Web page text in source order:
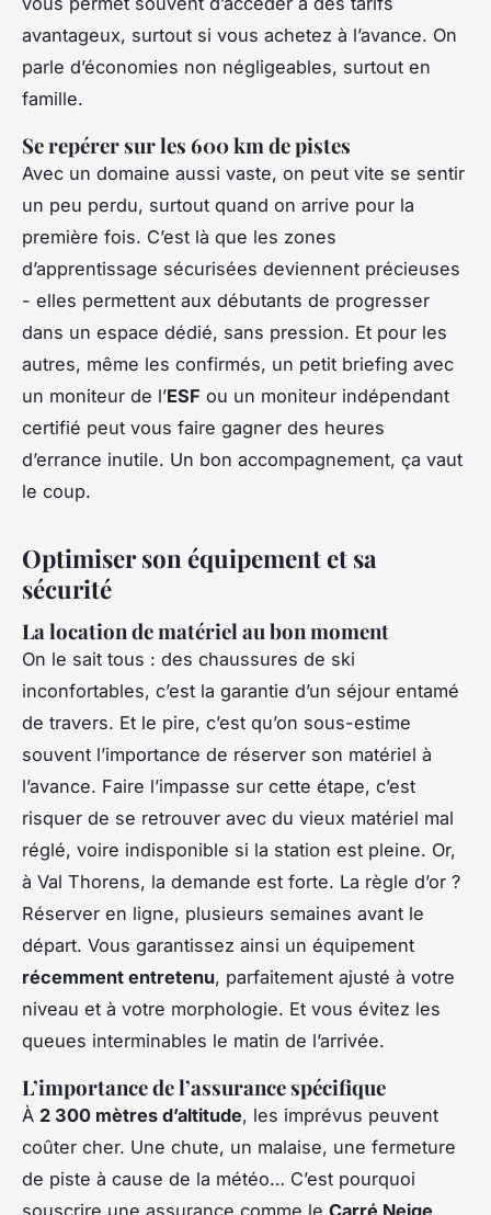
avantageux, surtout si vous achetez à l’avance. On
parle d’économies non négligeables, surtout en
famille.
Se repérer sur les 600 km de pistes
Avec un domaine aussi vaste, on peut vite se sentir
un peu perdu, surtout quand on arrive pour la
première fois. C’est là que les zones
d’apprentissage sécurisées deviennent précieuses
- elles permettent aux débutants de progresser
dans un espace dédié, sans pression. Et pour les
autres, même les confirmés, un petit briefing avec
un moniteur de l’ESF ou un moniteur indépendant
certifié peut vous faire gagner des heures
d’errance inutile. Un bon accompagnement, ça vaut
le coup.
Optimiser son équipement et sa
sécurité
La location de matériel au bon moment
On le sait tous : des chaussures de ski
inconfortables, c’est la garantie d’un séjour entamé
de travers. Et le pire, c’est qu’on sous-estime
souvent l’importance de réserver son matériel à
l’avance. Faire l’impasse sur cette étape, c’est
risquer de se retrouver avec du vieux matériel mal
réglé, voire indisponible si la station est pleine. Or,
à Val Thorens, la demande est forte. La règle d’or ?
Réserver en ligne, plusieurs semaines avant le
départ. Vous garantissez ainsi un équipement
récemment entretenu, parfaitement ajusté à votre
niveau et à votre morphologie. Et vous évitez les
queues interminables le matin de l’arrivée.
L’importance de l’assurance spécifique
À 2 300 mètres d’altitude, les imprévus peuvent
coûter cher. Une chute, un malaise, une fermeture
de piste à cause de la météo… C’est pourquoi
souscrire une assurance comme le Carré Neige